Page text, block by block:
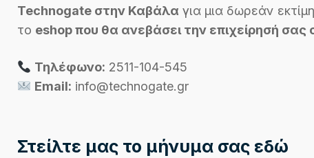
Technogate στην Καβάλα για μια δωρεάν
το eshop που θα ανεβάσει την επιχείρησή σας
Τηλέφωνο: 2511-104-545
Email: info@technogate.gr
Στείλτε μας το μήνυμα σας εδώ